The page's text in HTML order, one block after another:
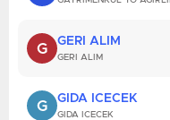
G GERI ALIM
GERI ALIM
G GIDA ICECEK
GIDA ICECEK